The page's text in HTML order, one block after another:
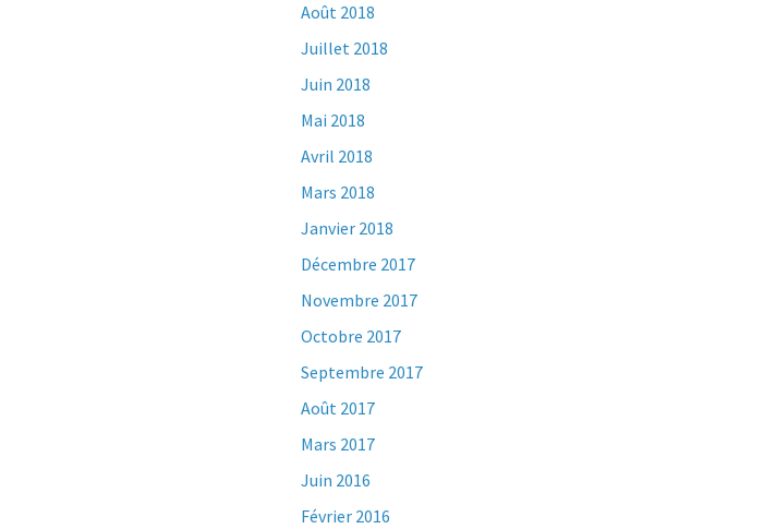
Août 2018
Juillet 2018
Juin 2018
Mai 2018
Avril 2018
Mars 2018
Janvier 2018
Décembre 2017
Novembre 2017
Octobre 2017
Septembre 2017
Août 2017
Mars 2017
Juin 2016
Février 2016